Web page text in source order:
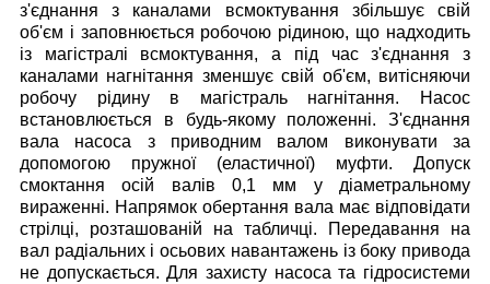
з'єднання з каналами всмоктування збільшує свій
об'єм і заповнюється робочою рідиною, що надходить
із магістралі всмоктування, а під час з'єднання з
каналами нагнітання зменшує свій об'єм, витісняючи
робочу рідину в магістраль нагнітання.
Насос
встановлюється в будь-якому положенні. З'єднання
вала насоса з приводним валом виконувати за
допомогою пружної (еластичної) муфти. Допуск
смоктання осій валів 0,1 мм у діаметральному
вираженні. Напрямок обертання вала має відповідати
стрілці, розташованій на табличці. Передавання на
вал радіальних і осьових навантажень із боку привода
не допускається. Для захисту насоса та гідросистеми